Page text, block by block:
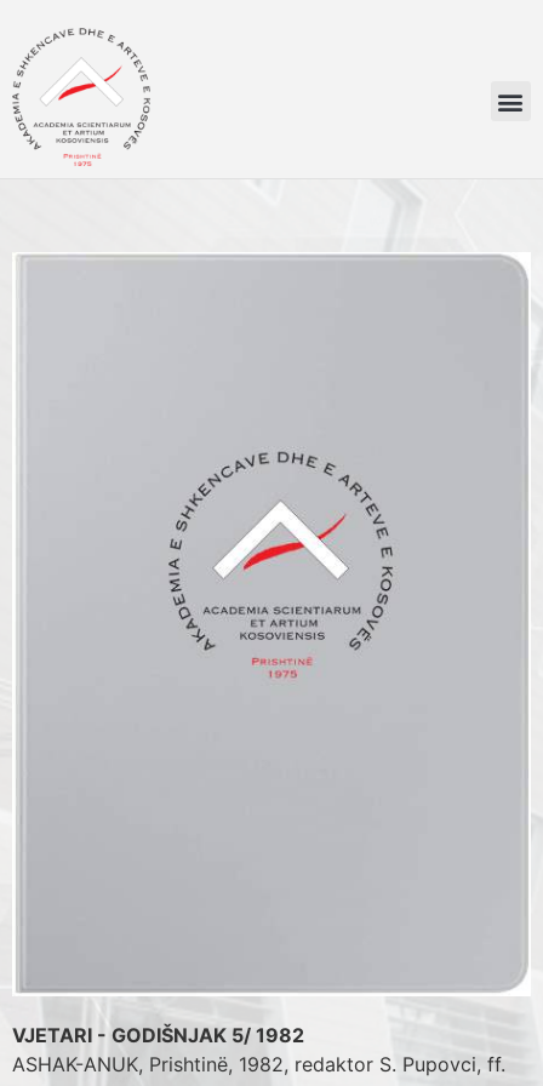
VJETARI - GODIŠNJAK 5/ 1982
ASHAK-ANUK, Prishtinë, 1982, redaktor S. Pupovci, ff.